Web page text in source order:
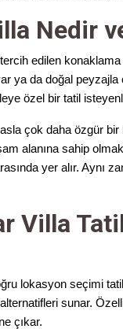
Nedir
edilen konaklama
ya da doğal
özel bir tatil
çok daha özgür
alanına sahip
yer alır. Aynı
Villa
lokasyon seçimi
sunar.
çıkar.